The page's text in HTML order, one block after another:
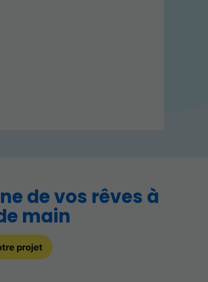
de vos rêves à
main
projet